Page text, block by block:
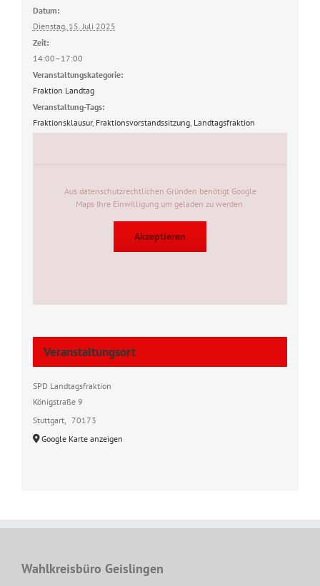
Datum:
Dienstag, 15. Juli 2025
Zeit:
14:00–17:00
Veranstaltungskategorie:
Fraktion Landtag
Veranstaltung-Tags:
Fraktionsklausur, Fraktionsvorstandssitzung, Landtagsfraktion
Veranstaltungsort
SPD Landtagsfraktion
Königstraße 9
Stuttgart,
70173
Google Karte anzeigen
Aus datenschutzrechtlichen Gründen benötigt Google
Maps Ihre Einwilligung um geladen zu werden.
Akzeptieren
Wahlkreisbüro Geislingen